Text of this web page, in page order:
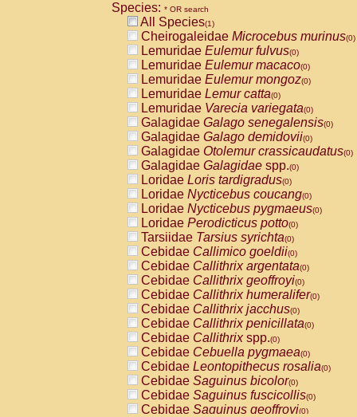
Species: * OR search
All Species(1)
Cheirogaleidae Microcebus murinus(0)
Lemuridae Eulemur fulvus(0)
Lemuridae Eulemur macaco(0)
Lemuridae Eulemur mongoz(0)
Lemuridae Lemur catta(0)
Lemuridae Varecia variegata(0)
Galagidae Galago senegalensis(0)
Galagidae Galago demidovii(0)
Galagidae Otolemur crassicaudatus(0)
Galagidae Galagidae spp.(0)
Loridae Loris tardigradus(0)
Loridae Nycticebus coucang(0)
Loridae Nycticebus pygmaeus(0)
Loridae Perodicticus potto(0)
Tarsiidae Tarsius syrichta(0)
Cebidae Callimico goeldii(0)
Cebidae Callithrix argentata(0)
Cebidae Callithrix geoffroyi(0)
Cebidae Callithrix humeralifer(0)
Cebidae Callithrix jacchus(0)
Cebidae Callithrix penicillata(0)
Cebidae Callithrixspp.(0)
Cebidae Cebuella pygmaea(0)
Cebidae Leontopithecus rosalia(0)
Cebidae Saguinus bicolor(0)
Cebidae Saguinus fuscicollis(0)
Cebidae Saguinus geoffroyi(0)